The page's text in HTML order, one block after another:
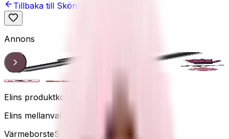
Tillbaka till Skönhet
Annons
Produkt
1/ 3
Elins produktkoll
Elins mellanval
VärmeborsteSnabb styling